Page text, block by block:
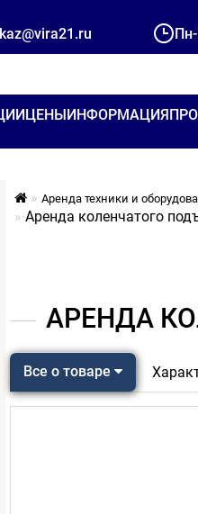
ЦЕНЫИНФОРМАЦИЯ
Аренда техники и
Аренда коленчатого
АРЕНДА
Все о товаре